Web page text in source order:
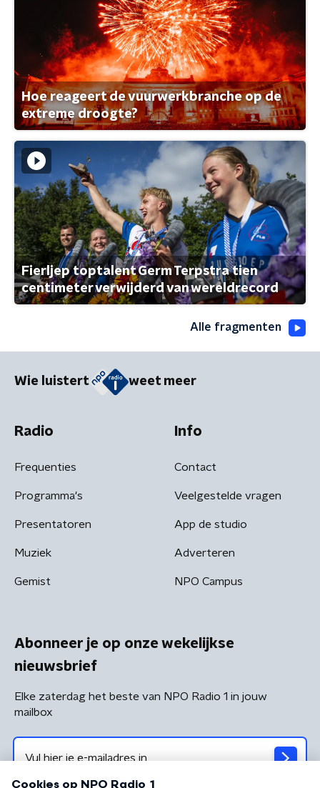
Hoe reageert de vuurwerkbranche op de
extreme droogte?
Fierljep toptalent Germ Terpstra tien
centimeter verwijderd van wereldrecord
Alle fragmenten
Wie luistert weet meer
Radio
Frequenties
Programma's
Presentatoren
Muziek
Gemist
Info
Contact
Veelgestelde vragen
App de studio
Adverteren
NPO Campus
Abonneer je op onze wekelijkse
nieuwsbrief
Elke zaterdag het beste van NPO Radio 1 in jouw
mailbox